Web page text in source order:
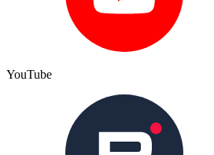
YouTube